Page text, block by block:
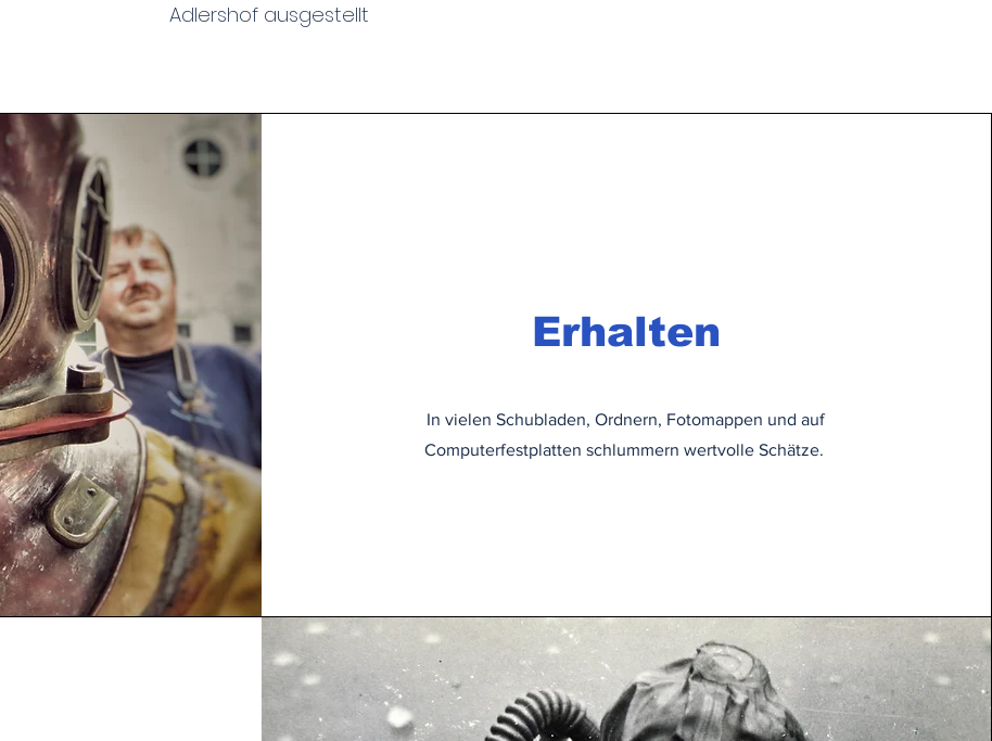
Adlershof ausgestellt
Erhalten
In vielen Schubladen, Ordnern, Fotomappen und auf
Computerfestplatten schlummern wertvolle Schätze.